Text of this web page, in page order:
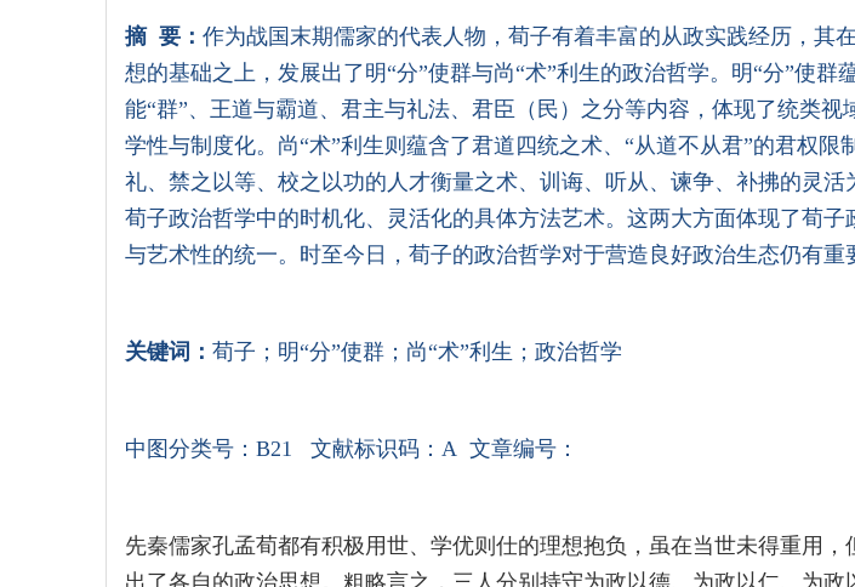
摘要： 作为战国末期儒家的代表人物，荀子有着丰富的从政实践经历，其
想的基础之上，发展出了明“分”使群与尚“术”利生的政治哲学。明“分”使群
能“群”、王道与霸道、君主与礼法、君臣（民）之分等内容，体现了统类视
学性与制度化。尚“术”利生则蕴含了君道四统之术、“从道不从君”的君权限
礼、禁之以等、校之以功的人才衡量之术、训诲、听从、谏争、补拂的灵活
荀子政治哲学中的时机化、灵活化的具体方法艺术。这两大方面体现了荀子
与艺术性的统一。时至今日，荀子的政治哲学对于营造良好政治生态仍有重
关键词： 荀子；明“分”使群；尚“术”利生；政治哲学
中图分类号： B21 文献标识码： A 文章编号：
先秦儒家孔孟荀都有积极用世、学优则仕的理想抱负，虽在当世未得重用，
出了各自的政治思想。粗略言之，三人分别持守为政以德、为政以仁、为政